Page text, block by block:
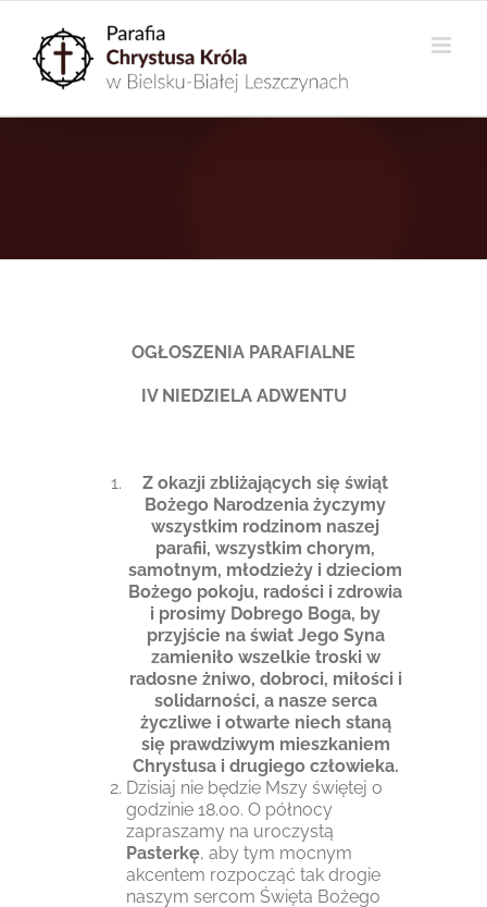
zawartości
OGŁOSZENIA PARAFIALNE
IV NIEDZIELA ADWENTU
Z okazji zbliżających się świąt
Bożego Narodzenia życzymy
wszystkim rodzinom naszej
parafii, wszystkim chorym,
samotnym, młodzieży i dzieciom
Bożego pokoju, radości i zdrowia
i prosimy Dobrego Boga, by
przyjście na świat Jego Syna
zamieniło wszelkie troski w
radosne żniwo, dobroci, miłości i
solidarności, a nasze serca
życzliwe i otwarte niech staną
się prawdziwym mieszkaniem
Chrystusa i drugiego człowieka.
Dzisiaj nie będzie Mszy świętej o
godzinie 18.00. O północy
zapraszamy na uroczystą
Pasterkę, aby tym mocnym
akcentem rozpocząć tak drogie
naszym sercom Święta Bożego